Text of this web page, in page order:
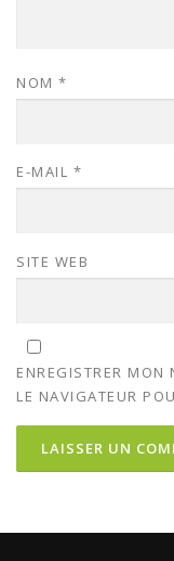
NOM *
E-MAIL *
SITE WEB
ENREGISTRER
LE NAVIGATEUR